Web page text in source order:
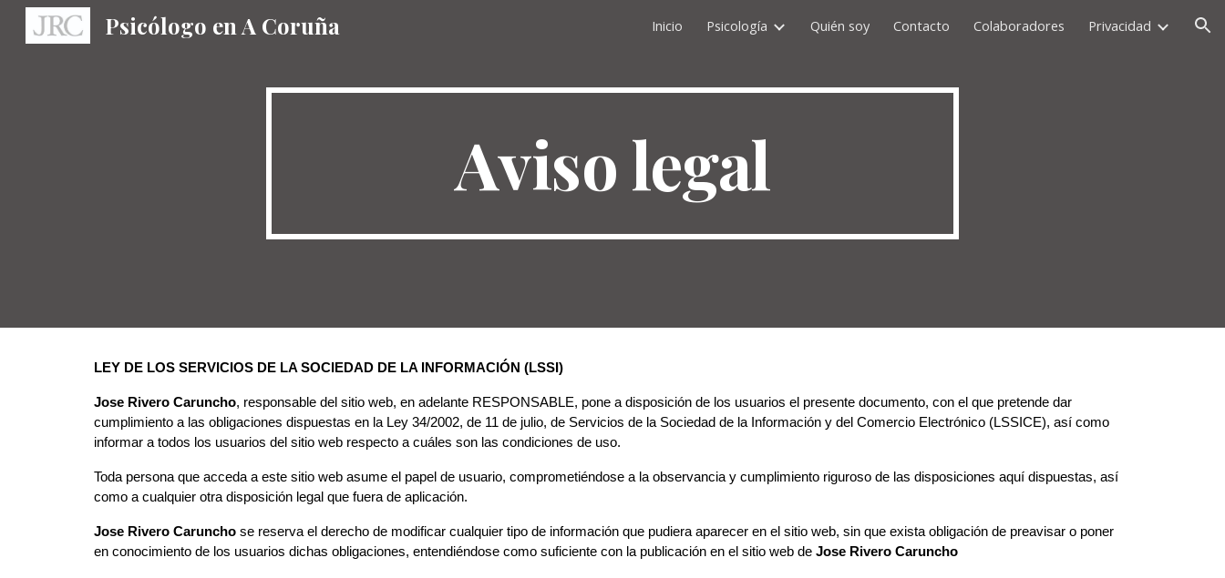
Skip to navigation
Psicólogo en A Coruña Inicio Psicología Quién soy Contacto Colaboradores Privacidad
Aviso legal
LEY DE LOS SERVICIOS DE LA SOCIEDAD DE LA INFORMACIÓN (LSSI)
Jose Rivero Caruncho, responsable del sitio web, en adelante RESPONSABLE, pone a disposición de los usuarios el presente documento, con el que pretende dar
cumplimiento a las obligaciones dispuestas en la Ley 34/2002, de 11 de julio, de Servicios de la Sociedad de la Información y del Comercio Electrónico (LSSICE), así como
informar a todos los usuarios del sitio web respecto a cuáles son las condiciones de uso.
Toda persona que acceda a este sitio web asume el papel de usuario, comprometiéndose a la observancia y cumplimiento riguroso de las disposiciones aquí dispuestas, así
como a cualquier otra disposición legal que fuera de aplicación.
Jose Rivero Carunchose reserva el derecho de modificar cualquier tipo de información que pudiera aparecer en el sitio web, sin que exista obligación de preavisar o poner
en conocimiento de los usuarios dichas obligaciones, entendiéndose como suficiente con la publicación en el sitio web de Jose Rivero Caruncho